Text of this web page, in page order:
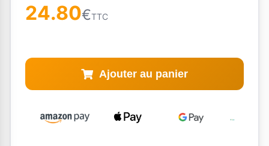
24.80€TTC
Ajouter au panier